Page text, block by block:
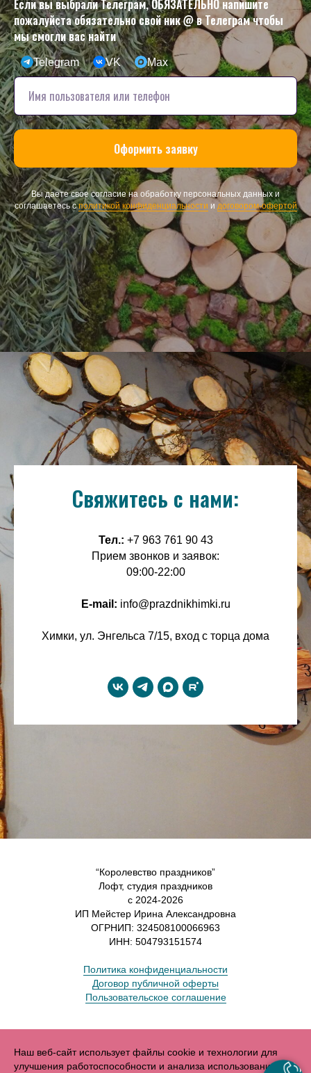
Если вы выбрали Телеграм, ОБЯЗАТЕЛЬНО напишите
пожалуйста обязательно свой ник @ в Телеграм чтобы
мы смогли вас найти
Telegram VK Max
Оформить заявку
Вы даете свое согласие на обработку персональных данных и
соглашаетесь сполитикой конфиденциальности и договором-офертой
Свяжитесь с нами:
Тел.: +7 963 761 90 43
Прием звонков и заявок:
09:00-22:00
E-mail: info@prazdnikhimki.ru
Химки, ул. Энгельса 7/15, вход с торца дома
“Королевство праздников”
Лофт, студия праздников
с 2024-2026
ИП Мейстер Ирина Александровна
ОГРНИП: 324508100066963
ИНН: 504793151574
Политика конфиденциальности
Договор публичной оферты
Пользовательское соглашение
Наш веб-сайт использует файлы cookie и технологии для
улучшения работоспособности и анализа использования